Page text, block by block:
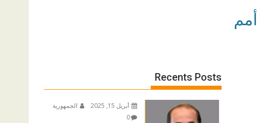
Recents Posts
أبريل 15, 2025
الجمهورية
0